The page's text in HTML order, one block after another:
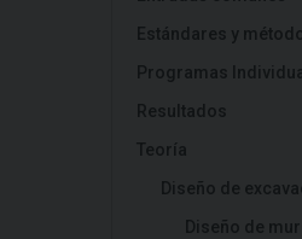
Estándares y
Programas
Resultados
Teoría
Diseño de
Diseño de